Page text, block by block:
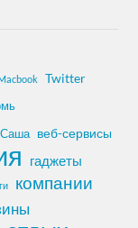
Twitter
Саша веб-сервисы
гаджеты
компании